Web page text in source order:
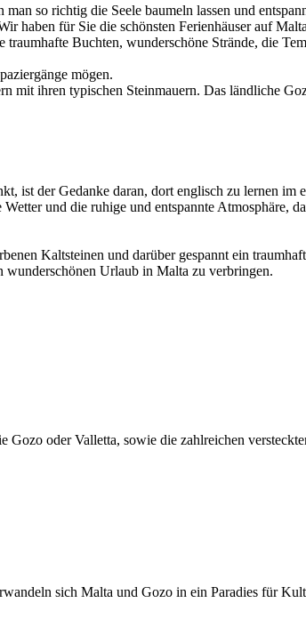
so richtig die Seele baumeln lassen und
haben für Sie die schönsten Ferienhäuser auf
Buchten, wunderschöne Strände, die
mögen.
mit ihren typischen Steinmauern. Das ländliche
ist der Gedanke daran, dort englisch zu lernen im
und die ruhige und entspannte Atmosphäre,
Kaltsteinen und darüber gespannt ein
wunderschönen Urlaub in Malta zu verbringen.
oder Valletta, sowie die zahlreichen
sich Malta und Gozo in ein Paradies für